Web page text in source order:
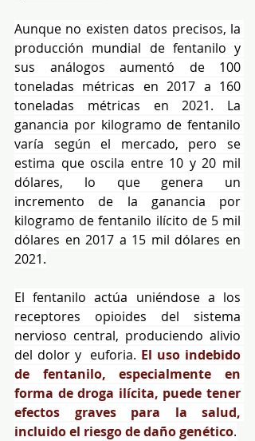
Aunque no existen datos precisos, la
producción mundial de fentanilo y
sus análogos aumentó de 100
toneladas métricas en 2017 a 160
toneladas métricas en 2021. La
ganancia por kilogramo de fentanilo
varía según el mercado, pero se
estima que oscila entre 10 y 20 mil
dólares, lo que genera un
incremento de la ganancia por
kilogramo de fentanilo ilícito de 5 mil
dólares en 2017 a 15 mil dólares en
2021.
El fentanilo actúa uniéndose a los
receptores opioides del sistema
nervioso central, produciendo alivio
del dolor y  euforia. El uso indebido
de fentanilo, especialmente en
forma de droga ilícita, puede tener
efectos graves para la salud,
incluido el riesgo de daño genético.